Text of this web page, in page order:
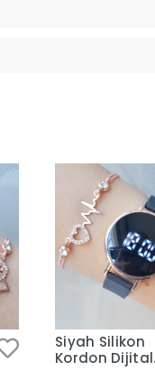
Siyah Silikon
Kordon Dijital